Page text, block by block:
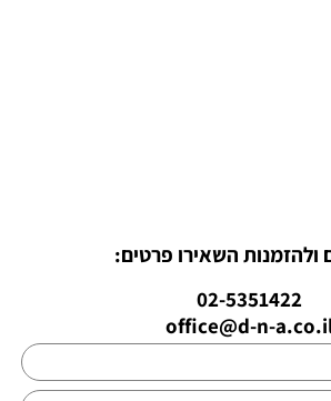
ולהזמנות השאירו פרטים:
02-5351422
office@d-n-